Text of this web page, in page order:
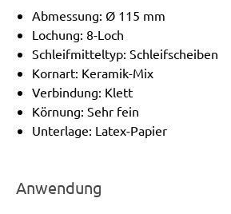
Abmessung: Ø 115 mm
Lochung: 8-Loch
Schleifmitteltyp: Schleifscheiben
Kornart: Keramik-Mix
Verbindung: Klett
Körnung: Sehr fein
Unterlage: Latex-Papier
Anwendung